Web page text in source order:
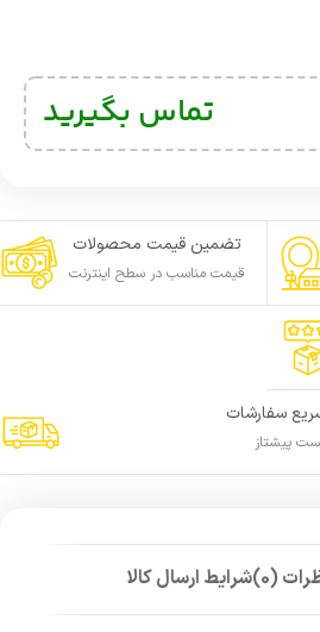
تماس بگیرید
تضمین قیمت محصولات
قیمت مناسب در سطح اینترنت
سفارشات
پیشتاز
(0) شرایط ارسال کالا